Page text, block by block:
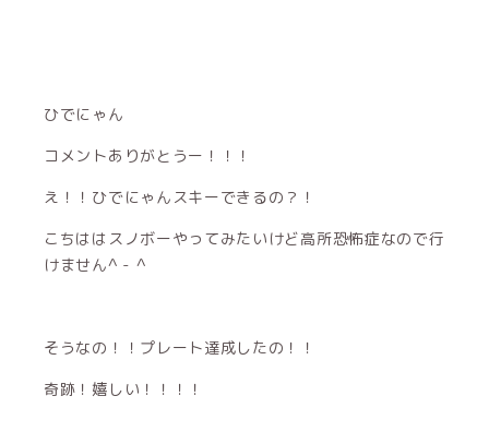
ひでにゃん
コメントありがとうー！！！
え！！ひでにゃんスキーできるの？！
こちははスノボーやってみたいけど高所恐怖症なので行
けません^ - ^
そうなの！！プレート達成したの！！
奇跡！嬉しい！！！！